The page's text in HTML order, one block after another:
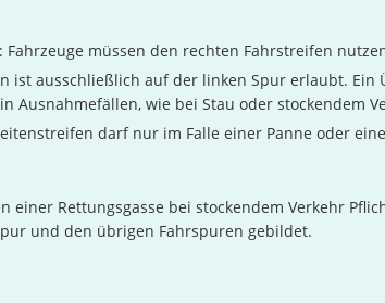
Fahrzeuge müssen den rechten Fahrstreifen
ist ausschließlich auf der linken Spur erlaubt. Ein
Ausnahmefällen, wie bei Stau oder stockendem
darf nur im Falle einer Panne oder
einer Rettungsgasse bei stockendem Verkehr
und den übrigen Fahrspuren gebildet.